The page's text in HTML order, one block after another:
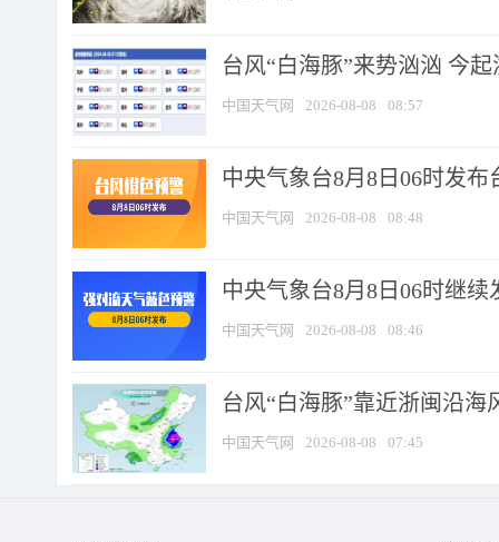
台风“白海豚”来势汹汹 今
中国天气网 2026-08-08 08:57
中央气象台8月8日06时发布
中国天气网 2026-08-08 08:48
中央气象台8月8日06时继
中国天气网 2026-08-08 08:46
台风“白海豚”靠近浙闽沿
中国天气网 2026-08-08 07:45